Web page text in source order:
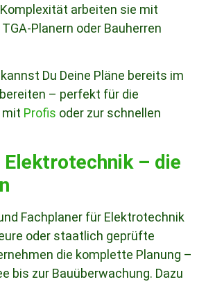
arbeiten sie mit
Planern oder Bauherren
kannst Du Deine Pläne bereits im
– perfekt für die
mit Profis oder zur schnellen
Elektrotechnik – die
Fachplaner für Elektrotechnik
oder staatlich geprüfte
die komplette Planung –
bis zur Bauüberwachung. Dazu